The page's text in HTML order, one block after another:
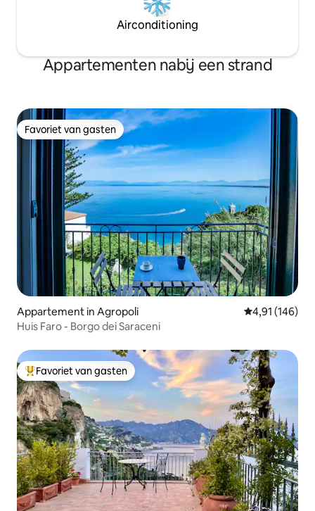
Airconditioning
Appartementen nabij een strand
Favoriet van gasten
Favoriet van gasten
Appartement in Agropoli Gemiddelde
4,91 (146)
Huis Faro - Borgo dei Saraceni
Topfavoriet van gasten
Favoriet van gasten